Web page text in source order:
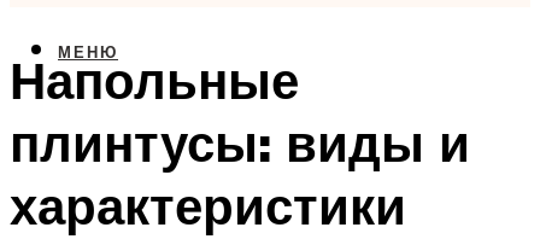
МЕНЮ
Напольные
плинтусы: виды и
характеристики